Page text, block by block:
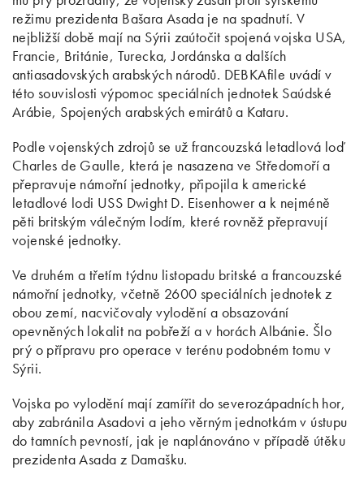
režimu prezidenta Bašara Asada je na spadnutí. V
nejbližší době mají na Sýrii zaútočit spojená vojska USA,
Francie, Británie, Turecka, Jordánska a dalších
antiasadovských arabských národů. DEBKAfile uvádí v
této souvislosti výpomoc speciálních jednotek Saúdské
Arábie, Spojených arabských emirátů a Kataru.
Podle vojenských zdrojů se už francouzská letadlová loď
Charles de Gaulle, která je nasazena ve Středomoří a
přepravuje námořní jednotky, připojila k americké
letadlové lodi USS Dwight D. Eisenhower a k nejméně
pěti britským válečným lodím, které rovněž přepravují
vojenské jednotky.
Ve druhém a třetím týdnu listopadu britské a francouzské
námořní jednotky, včetně 2600 speciálních jednotek z
obou zemí, nacvičovaly vylodění a obsazování
opevněných lokalit na pobřeží a v horách Albánie. Šlo
prý o přípravu pro operace v terénu podobném tomu v
Sýrii.
Vojska po vylodění mají zamířit do severozápadních hor,
aby zabránila Asadovi a jeho věrným jednotkám v ústupu
do tamních pevností, jak je naplánováno v případě útěku
prezidenta Asada z Damašku.